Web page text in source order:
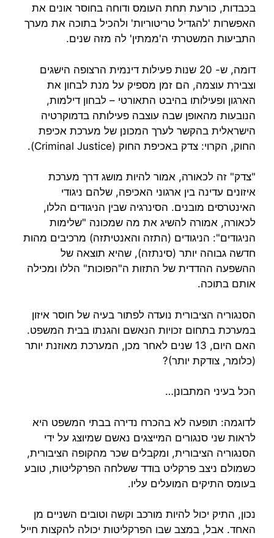
בכבדות, כורעת תחת העומס ודוחה בחוסר אונים את
האפשרות 'להגדיל טריטוריות' ולהכיל בתוכה את מערך
התביעות המשטרתי ה'ממתין' לה מזה שנים.
דומה, ש- 20 שנות פעילות דינמית הרצופה הישגים
וצבירת עוצמה, הם זמן מספיק על מנת לבחון את
הארגון ופעילותו בהיבט התאורטי – לבחון דילמות,
הנובעות מהאופן שבה עוצבה פעילותה בדמוקרטיה
הישראלית בהקשר לערך המכונן של מערכת אכיפת
החוק, הקרוי: צדק באכיפת החוק (Criminal Justice).
"צדק" זה לכאורה, אמור להיות מושג דרך מערכת
איזונים עדינה בין ארגוני האכיפה, שלהם ניגודי
האינטרסים מובנים. הסינרגיה שבין הניגודים הללו,
לכאורה, אמורה להשיג את מה שמכונה "שלימות
הניגודים": הניגודים (התזה והאנטיתזה) מרכיבים מהות
חדשה גבוהה יותר (סינתזה), שהיא תוצאה של
ההשפעה ההדדית של התזות ה"הפוכות" הללו ומכילה
אותם בתוכה.
הסנגוריה הציבורית נועדה לפתור בעיה של חוסר איזון
במערכת בתחום זכויות הנאשם והגנתו בבית המשפט.
האם היום, 13 שנים לאחר מכן, המערכת מאוזנת יותר
(כלומר, צודקת יותר)?
הכל בעיני המתבונן…
לדוגמה: תופעה לא בהכרח נדירה בבתי המשפט היא
לראות שני סנגורים המייצגים נאשם שמיוצג על ידי
הסנגוריה הציבורית, ומקבלים שכר מהקופה הציבורית,
כשמולם ניצב פרקליט בודד ששלחה הפרקליטות, טובע
בעומס התיקים המועלים עליו.
נכון, התיק יכול להיות מורכב וקשה וטובים השניים מן
האחד. אבל, במצב שבו הפרקליטות יכולה להקצות חייל